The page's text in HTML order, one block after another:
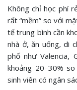
Không chỉ học phí
rất “mềm” so với
tế trung bình cần
nhà ở, ăn uống, di
phố như Valencia,
khoảng 20–30%
sinh viên có ngân